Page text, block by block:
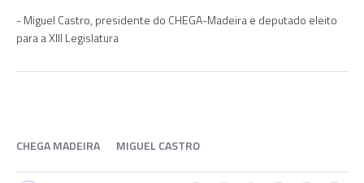
Miguel Castro, presidente do CHEGA-Madeira e deputado eleito
para a XIII Legislatura
CHEGA MADEIRA MIGUEL CASTRO